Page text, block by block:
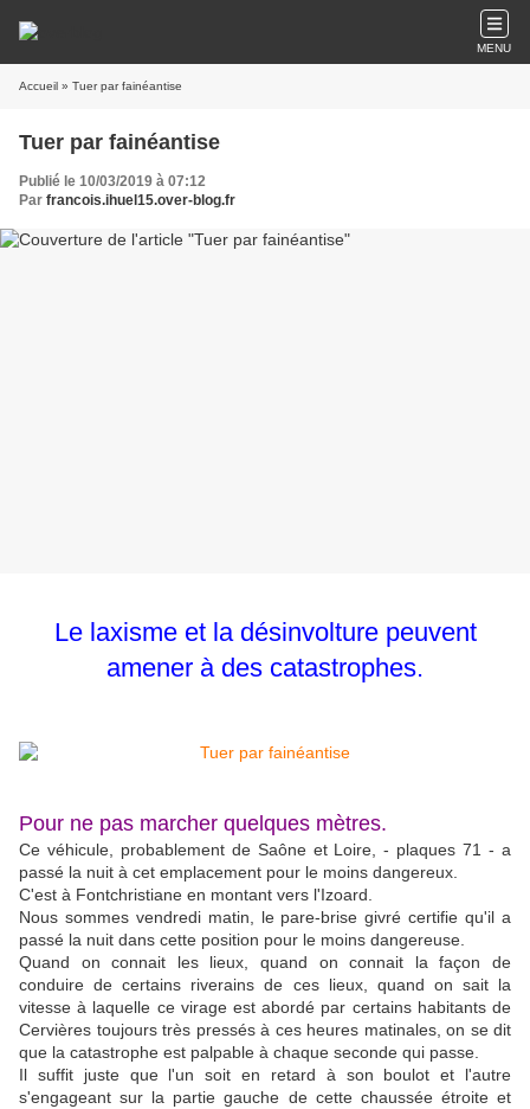
MENU
Accueil » Tuer par fainéantise
Tuer par fainéantise
Publié le 10/03/2019 à 07:12
Par francois.ihuel15.over-blog.fr
Le laxisme et la désinvolture peuvent
amener à des catastrophes.
Pour ne pas marcher quelques mètres.
Ce véhicule, probablement de Saône et Loire, - plaques 71 - a
passé la nuit à cet emplacement pour le moins dangereux.
C'est à Fontchristiane en montant vers l'Izoard.
Nous sommes vendredi matin, le pare-brise givré certifie qu'il a
passé la nuit dans cette position pour le moins dangereuse.
Quand on connait les lieux, quand on connait la façon de
conduire de certains riverains de ces lieux, quand on sait la
vitesse à laquelle ce virage est abordé par certains habitants de
Cervières toujours très pressés à ces heures matinales, on se dit
que la catastrophe est palpable à chaque seconde qui passe.
Il suffit juste que l'un soit en retard à son boulot et l'autre
s'engageant sur la partie gauche de cette chaussée étroite et